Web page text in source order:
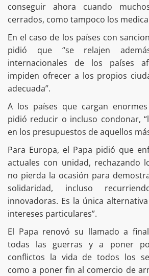
conseguir ahora cuando
cerrados, como tampoco los
En el caso de los países con
pidió que “se relajen
internacionales de los países
impiden ofrecer a los propios
adecuada”.
A los países que cargan
pidió reducir o incluso condonar,
en los presupuestos de aquellos
Para Europa, el Papa pidió que
actuales con unidad, rechazando
no pierda la ocasión para
solidaridad, incluso
innovadoras. Es la única
intereses particulares”.
El Papa renovó su llamado a
todas las guerras y a poner
conflictos la vida de todos los
como a poner fin al comercio de